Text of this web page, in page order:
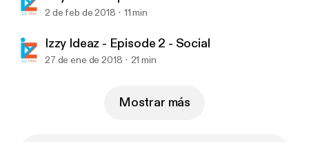
2 de feb de 2018 11 min
Izzy Ideaz - Episode 2 - Social
27 de ene de 2018 21 min
Mostrar más